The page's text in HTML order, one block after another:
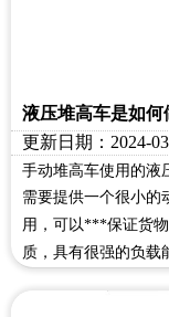
液压堆高车是如
更新日期：2024-
手动堆高车使用的液
需要提供一个很小的
用，可以***保证货
质，具有很强的负载